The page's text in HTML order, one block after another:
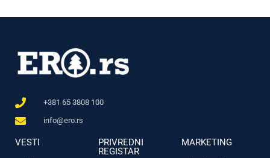
+381 65 3808 100
info@ero.rs
VESTI
PRIVREDNI
REGISTAR
MARKETING